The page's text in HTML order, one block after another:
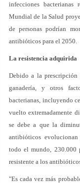
infecciones bacterianas
Mundial de la Salud
de personas podrían
antibióticos para el 2050.
La resistencia adquirida
Debido a la
ganadería, y otros
bacterianas, incluyendo
vuelto extremadamente
se debe a que la
antibióticos evolucionan
todo el mundo, 230.000
resistente a los
"Es cada vez más